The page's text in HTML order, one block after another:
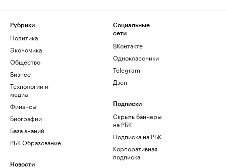
Рубрики
Политика
Экономика
Общество
Бизнес
Технологии и
медиа
Финансы
Биографии
База знаний
РБК Образование
Новости
Социальные
сети
ВКонтакте
Одноклассники
Telegram
Дзен
Подписки
Скрыть баннеры
на РБК
Подписка на РБК
Корпоративная
подписка